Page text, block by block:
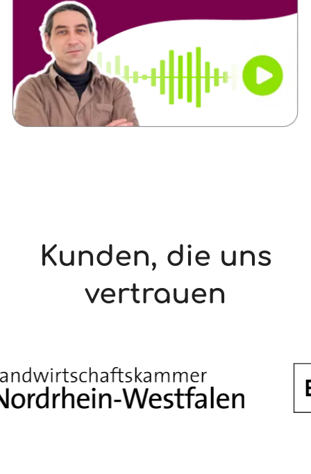
Kunden, die uns
vertrauen